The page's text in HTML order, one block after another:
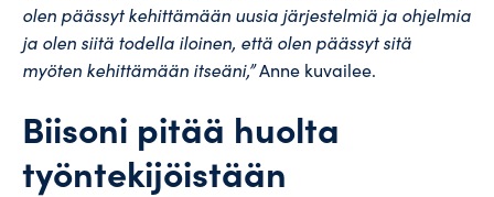
olen päässyt kehittämään uusia järjestelmiä ja ohjelmia
ja olen siitä todella iloinen, että olen päässyt sitä
myöten kehittämään itseäni,”Anne kuvailee.
Biisoni pitää huolta
työntekijöistään